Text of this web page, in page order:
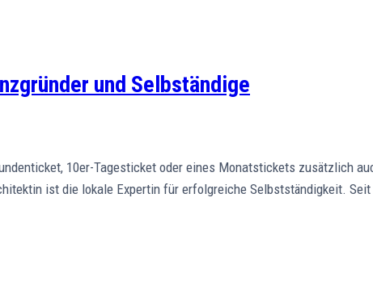
und Selbständige
10er-Tagesticket oder eines Monatstickets zusätzlich
ist die lokale Expertin für erfolgreiche Selbstständigkeit.